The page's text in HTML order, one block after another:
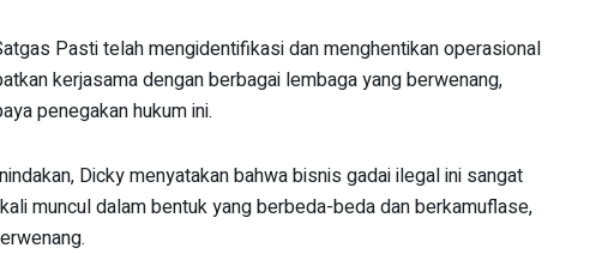
Pasti telah mengidentifikasi dan menghentikan operasional
kerjasama dengan berbagai lembaga yang berwenang,
penegakan hukum ini.
Dicky menyatakan bahwa bisnis gadai ilegal ini sangat
muncul dalam bentuk yang berbeda-beda dan berkamuflase,